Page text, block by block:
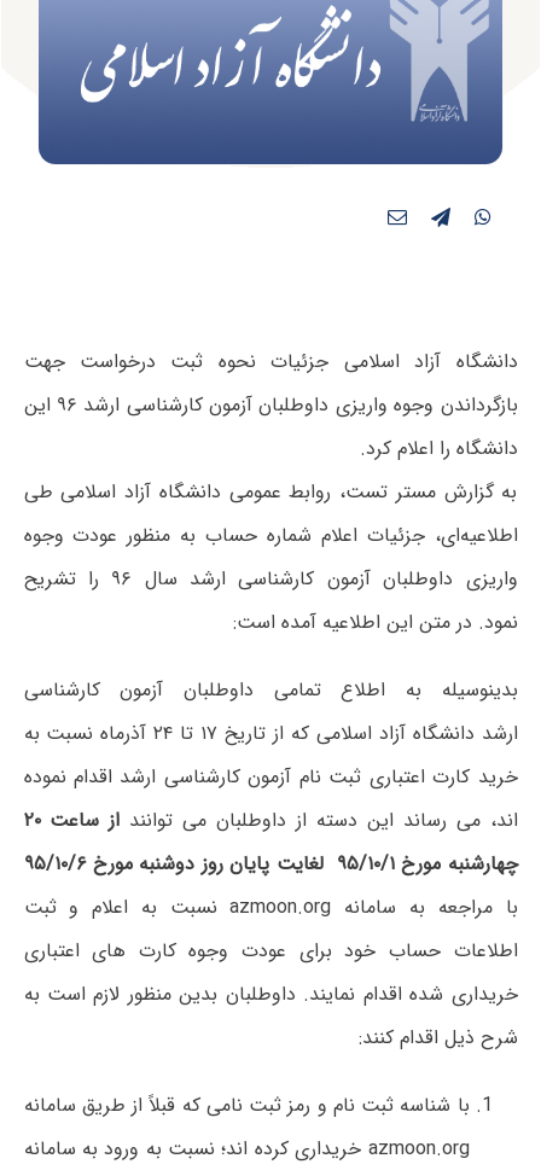
دانشگاه آزاد اسلامی جزئیات نحوه ثبت درخواست جهت
بازگرداندن وجوه واریزی داوطلبان آزمون کارشناسی ارشد ۹۶ این
دانشگاه را اعلام کرد.
به گزارش مستر تست، روابط عمومی دانشگاه آزاد اسلامی طی
اطلاعیه‌ای، جزئیات اعلام شماره حساب به منظور عودت وجوه
واریزی داوطلبان آزمون کارشناسی ارشد سال ۹۶ را تشریح
نمود. در متن این اطلاعیه آمده است:
بدینوسیله به اطلاع تمامی داوطلبان آزمون کارشناسی
ارشد دانشگاه آزاد اسلامی که از تاریخ ۱۷ تا ۲۴ آذرماه نسبت به
خرید کارت اعتباری ثبت نام آزمون کارشناسی ارشد اقدام نموده
اند، می رساند این دسته از داوطلبان می توانند
از ساعت ۲۰
چهارشنبه مورخ ۹۵/۱۰/۱ لغایت پایان روز دوشنبه مورخ ۹۵/۱۰/۶
با مراجعه به سامانه azmoon.org نسبت به اعلام و ثبت
اطلاعات حساب خود برای عودت وجوه کارت های اعتباری
خریداری شده اقدام نمایند. داوطلبان بدین منظور لازم است به
شرح ذیل اقدام کنند:
با شناسه ثبت نام و رمز ثبت نامی که قبلاً از طریق سامانه
azmoon.org خریداری کرده اند؛ نسبت به ورود به سامانه